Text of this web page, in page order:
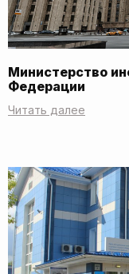
Министерство
Федерации
Читать далее